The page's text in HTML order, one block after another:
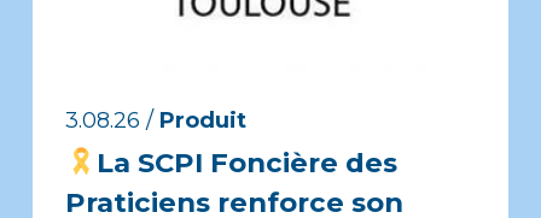
3.08.26 / Produit
La SCPI Foncière des
Praticiens renforce son